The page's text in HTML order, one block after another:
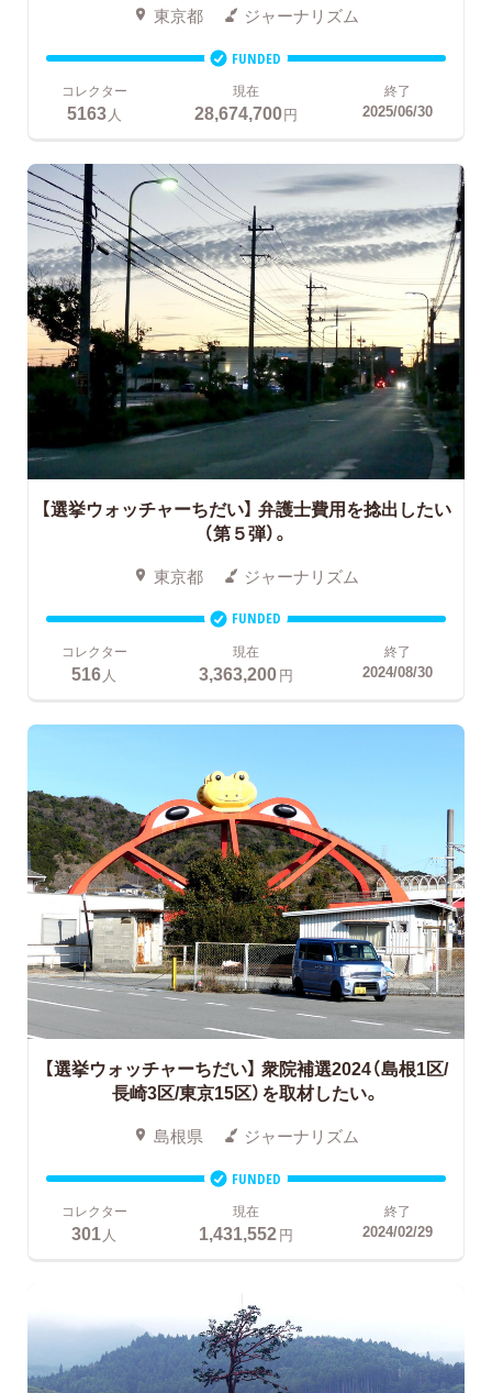
東京都 ジャーナリズム
FUNDED
コレクター
5163人
現在
28,674,700円
終了
2025/06/30
【選挙ウォッチャーちだい】 弁護士費用を捻出したい
（第５弾）。
東京都 ジャーナリズム
FUNDED
コレクター
516 人
現在
3,363,200円
終了
2024/08/30
【選挙ウォッチャーちだい】 衆院補選2024（島根1区/
長崎3区/東京15区）を取材したい。
島根県 ジャーナリズム
FUNDED
コレクター
301人
現在
1,431,552円
終了
2024/02/29